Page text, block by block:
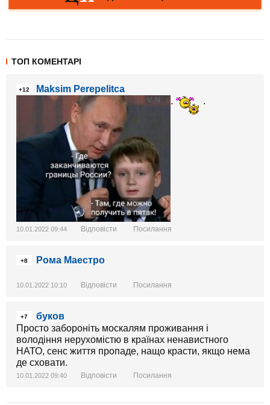
ТОП КОМЕНТАРІ
+12
Maksim Perepelitca
.
.
10.01.2022 09:44 Відповісти Посилання
+8 Рома Маестро
10.01.2022 10:10 Відповісти Посилання
+7
буков
Просто забороніть москалям проживання і
володіння нерухомістю в країнах ненавистного
НАТО, сенс життя пропаде, нащо красти, якщо нема
де сховати.
10.01.2022 09:40 Відповісти Посилання